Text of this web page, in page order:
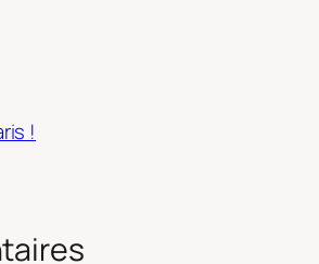
!